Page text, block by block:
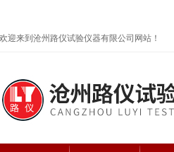
欢迎来到沧州路仪试验仪器有限公司网站！